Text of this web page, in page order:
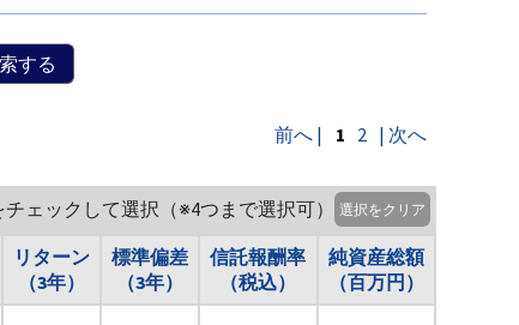
する
前へ | 1 2 | 次へ
ェックして選択（※4つまで選択可） 選択をクリア
リターン
（3年）
標準偏差
（3年）
信託報酬率
（税込）
純資産総額
（百万円）